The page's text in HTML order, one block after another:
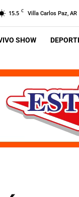
15.5 C Villa Carlos Paz, AR
SHOW